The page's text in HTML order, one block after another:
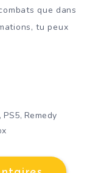
que dans
tu peux
,PS5, Remedy